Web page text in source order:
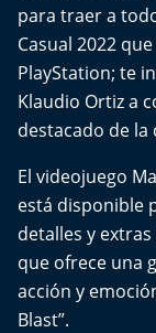
Más de 100 Días
Tu Mereces Ser
Efemérides
Cultura y
Del Fin del
Deportes
para traer a
Casual 2022
PlayStation; te
Klaudio Ortiz a
destacado de la
El videojuego
está disponible
detalles y
que ofrece una
acción y
Blast”.